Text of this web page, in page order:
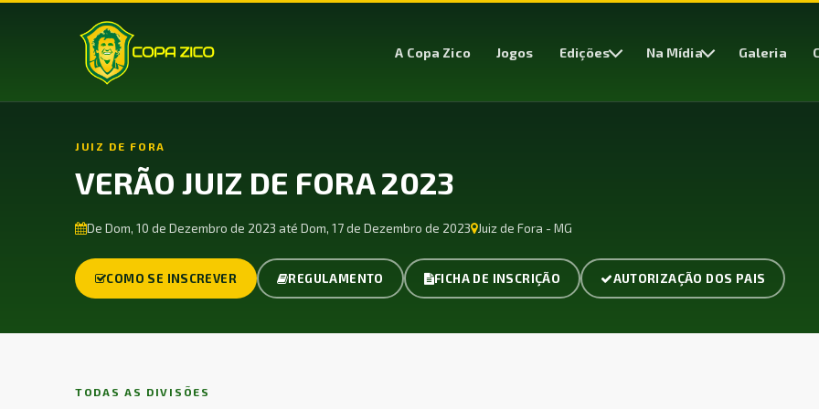
A Copa Zico Jogos Edições Na Mídia Galeria
JUIZ DE FORA
VERÃO JUIZ DE FORA 2023
De Dom, 10 de Dezembro de 2023 até Dom, 17 de Dezembro de 2023 Juiz de Fora - MG
COMO SE INSCREVER REGULAMENTO FICHA DE INSCRIÇÃO AUTORIZAÇÃO DOS PAIS
TODAS AS DIVISÕES